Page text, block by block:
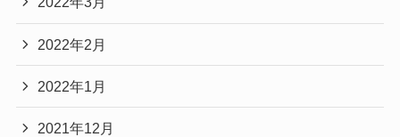
2022年2月
2022年1月
2021年12月